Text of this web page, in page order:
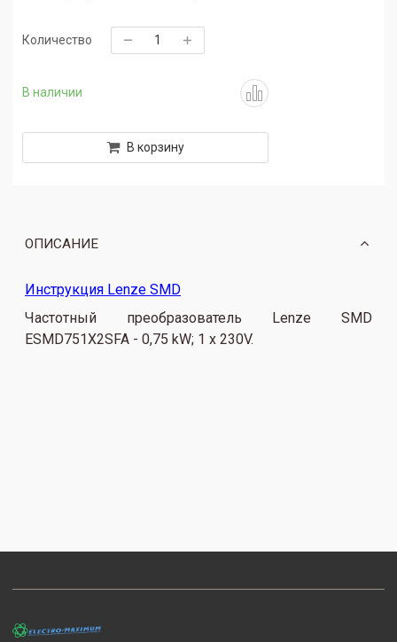
В наличии
Количество
В корзину
ОПИСАНИЕ
Инструкция Lenze SMD
Частотный преобразователь Lenze SMD
ESMD751X2SFA - 0,75 kW; 1 x 230V.